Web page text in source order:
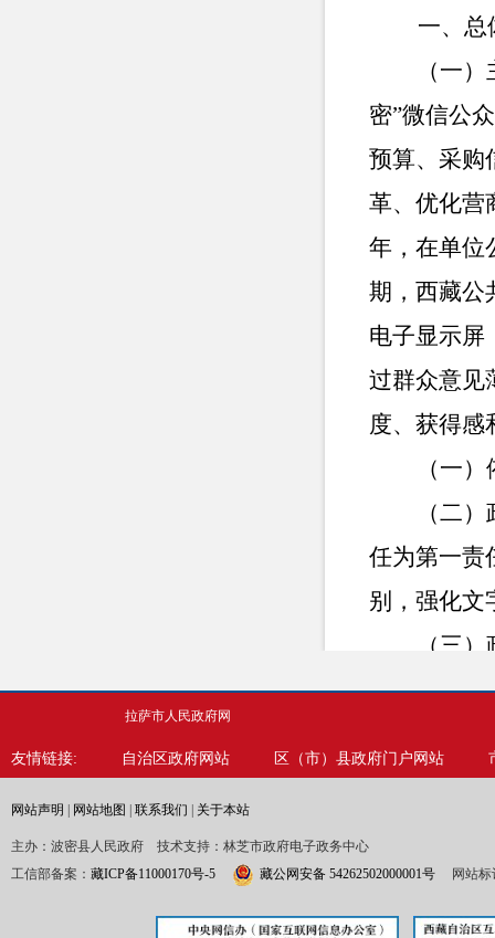
一、总
（一
密”微信公
预算、采购
革、优化营
年，在单位
期， 西藏公
电子显示屏
过群众意见
度、获得感
（一
（二
任为第一责
别，强化文
（三
博、抖音、
（四）
作迈上新台
二、主
拉萨市人民政府网
友情链接: 自治区政府网站 区（市）县政府门户网站
网站声明 网站地图 联系我们 关于本站
主办：波密县人民政府 技术支持：林芝市政府电子政务中心
工信部备案： 藏ICP备11000170号-5 藏公网安备 54262502000001号 网站标